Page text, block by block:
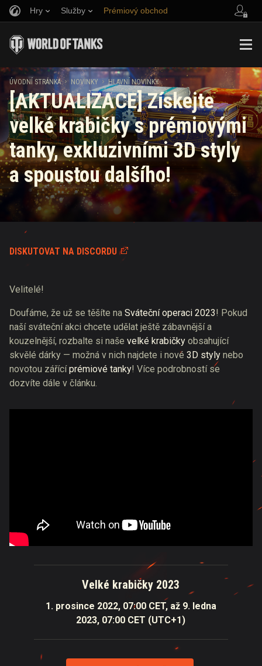
Hry Služby Prémiový obchod
Hudba
Zásady poctivé hry
Wargaming.net Game Center
Průvodce Twitch Drops
Naverbujte kamaráda
Discord
Centrum módů
Média
ÚVODNÍ STRÁNKA NOVINKY HLAVNÍ NOVINKY
[AKTUALIZACE] Získejte
velké krabičky s prémiovými
tanky, exkluzivními 3D styly
a spoustou dalšího!
DISKUTOVAT NA DISCORDU
Velitelé!
Doufáme, že už se těšíte na Sváteční operaci 2023! Pokud
naší sváteční akci chcete udělat ještě zábavnější a
kouzelnější, rozbalte si naše velké krabičky obsahující
skvělé dárky — možná v nich najdete i nové 3D styly nebo
novotou zářícíprémiové tanky! Více podrobností se
dozvíte dále v článku.
Velké krabičky 2023
1. prosince 2022, 07:00 CET, až 9. ledna
2023, 07:00 CET (UTC+1)